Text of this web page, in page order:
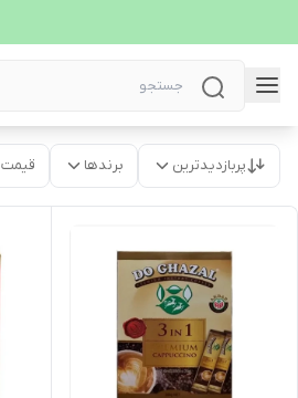
پربازدیدترین برندها قیمت